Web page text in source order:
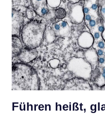
Führen heißt,